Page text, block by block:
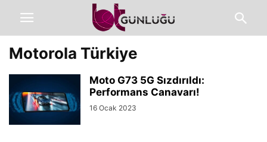
Motorola Türkiye
Moto G73 5G Sızdırıldı:
Performans Canavarı!
16 Ocak 2023